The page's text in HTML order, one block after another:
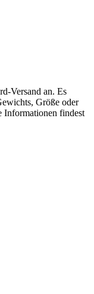
Versand an. Es
Größe oder
Informationen findest